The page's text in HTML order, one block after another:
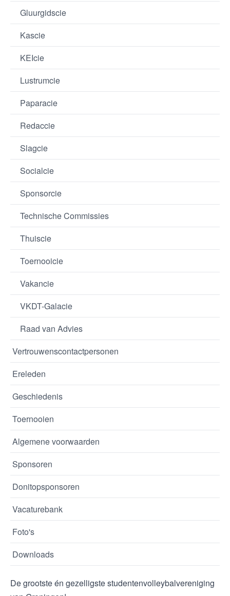
Gluurgidscie
Kascie
KEIcie
Lustrumcie
Paparacie
Redaccie
Slagcie
Socialcie
Sponsorcie
Technische Commissies
Thuiscie
Toernooicie
Vakancie
VKDT-Galacie
Raad van Advies
Vertrouwenscontactpersonen
Ereleden
Geschiedenis
Toernooien
Algemene voorwaarden
Sponsoren
Donitopsponsoren
Vacaturebank
Foto's
Downloads
De grootste én gezelligste studentenvolleybalvereniging